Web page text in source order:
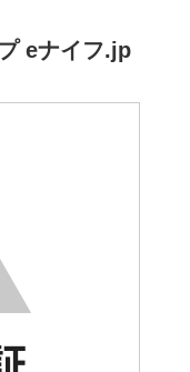
eナイフ.jp